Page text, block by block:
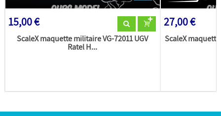
15,00 €
ScaleX maquette militaire VG-72011 UGV
Ratel H...
27,00 €
ScaleX